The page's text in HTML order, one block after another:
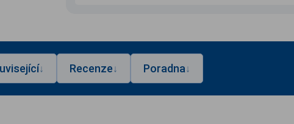
↓ Recenze↓ Poradna↓